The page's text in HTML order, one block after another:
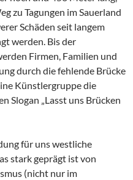
zu Tagungen im Sauerland
Schäden seit langem
werden. Bis der
Firmen, Familien und
durch die fehlende Brücke
Künstlergruppe die
Slogan „Lasst uns Brücken
für uns westliche
stark geprägt ist von
(nicht nur im